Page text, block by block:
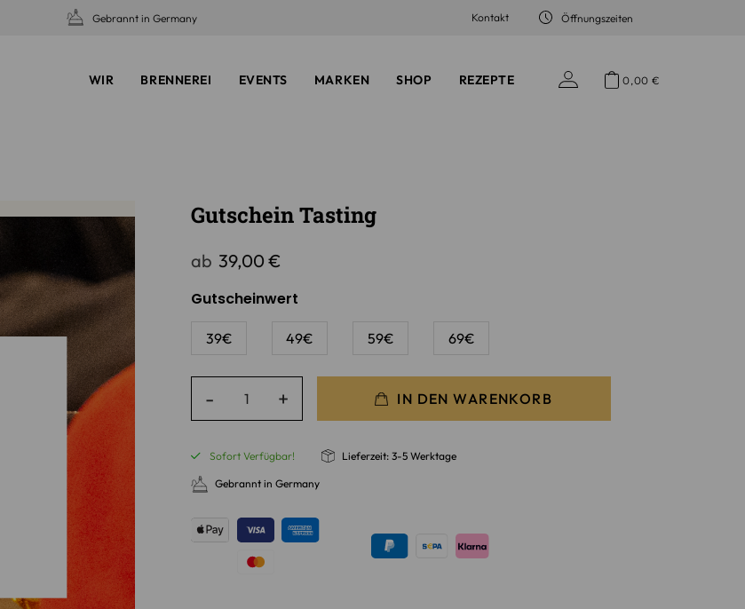
Gebrannt in Germany Kontakt Öffnungszeiten
WIR BRENNEREI EVENTS MARKEN SHOP REZEPTE 0,00€
Gutschein Tasting
ab 39,00 €
Gutscheinwert
39€ 49€ 59€ 69€
IN DEN WARENKORB
Sofort Verfügbar! Lieferzeit: 3-5 Werktage
Gebrannt in Germany